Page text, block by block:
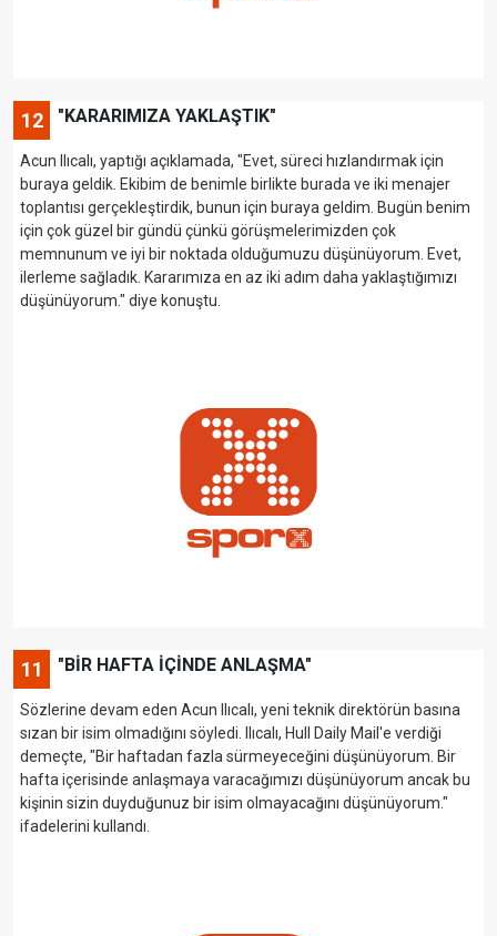
12 "KARARIMIZA YAKLAŞTIK"
Acun Ilıcalı, yaptığı açıklamada, "Evet, süreci hızlandırmak için
buraya geldik. Ekibim de benimle birlikte burada ve iki menajer
toplantısı gerçekleştirdik, bunun için buraya geldim. Bugün benim
için çok güzel bir gündü çünkü görüşmelerimizden çok
memnunum ve iyi bir noktada olduğumuzu düşünüyorum. Evet,
ilerleme sağladık. Kararımıza en az iki adım daha yaklaştığımızı
düşünüyorum." diye konuştu.
11 "BİR HAFTA İÇİNDE ANLAŞMA"
Sözlerine devam eden Acun Ilıcalı, yeni teknik direktörün basına
sızan bir isim olmadığını söyledi. Ilıcalı, Hull Daily Mail'e verdiği
demeçte, "Bir haftadan fazla sürmeyeceğini düşünüyorum. Bir
hafta içerisinde anlaşmaya varacağımızı düşünüyorum ancak bu
kişinin sizin duyduğunuz bir isim olmayacağını düşünüyorum."
ifadelerini kullandı.